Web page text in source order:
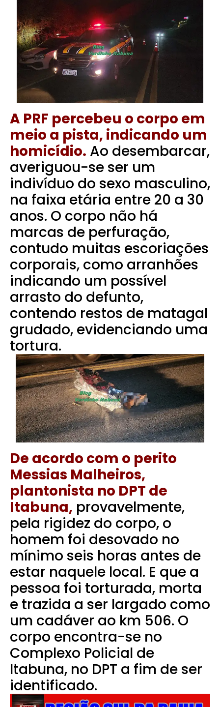
A PRF percebeu o corpo em
meio a pista, indicando um
homicídio. Ao desembarcar,
averiguou-se ser um
indivíduo do sexo masculino,
na faixa etária entre 20 a 30
anos. O corpo não há
marcas de perfuração,
contudo muitas escoriações
corporais, como arranhões
indicando um possível
arrasto do defunto,
contendo restos de matagal
grudado, evidenciando uma
tortura.
De acordo com o perito
Messias Malheiros,
plantonista no DPT de
Itabuna, provavelmente,
pela rigidez do corpo, o
homem foi desovado no
mínimo seis horas antes de
estar naquele local. E que a
pessoa foi torturada, morta
e trazida a ser largado como
um cadáver ao km 506. O
corpo encontra-se no
Complexo Policial de
Itabuna, no DPT a fim de ser
identificado.